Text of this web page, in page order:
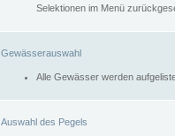
Selektionen im Menü
Gewässerauswahl
Alle Gewässer werden
Auswahl des Pegels